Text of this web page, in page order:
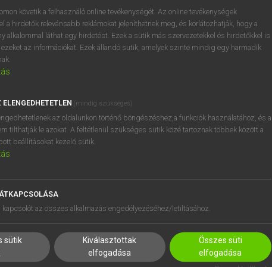
próbaverziójának elindításához
regisztrálok ésbelépek.
REGISZTRÁCIÓ
SÚGÓ
RÓLUNK
SÜTI BEÁLLÍTÁSOK
követik a felhasználó online tevékenységét. Az online tevékenységek
a hirdetők relevánsabb reklámokat jeleníthetnek meg, és korlátozhatják, hogy a
alkalommal láthat egy hirdetést. Ezek a sütik más szervezetekkel és hirdetőkkel is
az információkat. Ezek állandó sütik, amelyek szinte mindig egy harmadik
(mindig szükséges)
az oldalunkon történő böngészéshez,a funkciók használatához, és a
tilthatják le azokat. A feltétlenül szükséges sütik közé tartoznak többek között a
beállításokat kezelő sütik.
kapcsolót az összes alkalmazás engedélyezéséhez/letiltásához.
sütik
Kiválasztottak
elfogadása
Összes süti
elfogadása